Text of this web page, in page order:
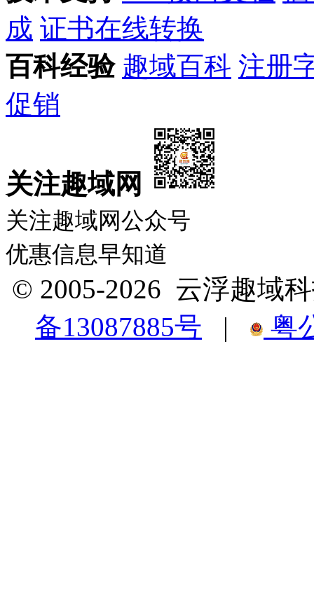
成 证书在线转换
百科经验 趣域百科 注册
促销
关注趣域网
关注趣域网公众号
优惠信息早知道
© 2005-2026 云浮趣域
备13087885号 | 粤